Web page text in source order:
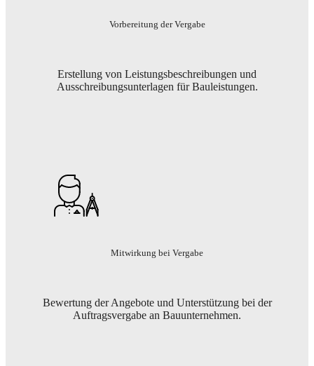
Vorbereitung der Vergabe
Erstellung von Leistungsbeschreibungen und
Ausschreibungsunterlagen für Bauleistungen.
Mitwirkung bei Vergabe
Bewertung der Angebote und Unterstützung bei der
Auftragsvergabe an Bauunternehmen.